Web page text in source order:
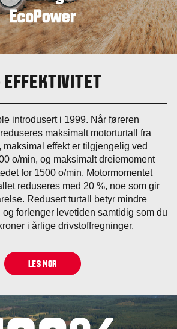
introdusert i 1999. Når føreren
maksimalt motorturtall fra
maksimal effekt er tilgjengelig ved
o/min, og maksimalt dreiemoment
for 1500 o/min. Motormomentet
reduseres med 20 %, noe som gir
Redusert turtall betyr mindre
forlenger levetiden samtidig som du
i årlige drivstoffregninger.
LES MOR